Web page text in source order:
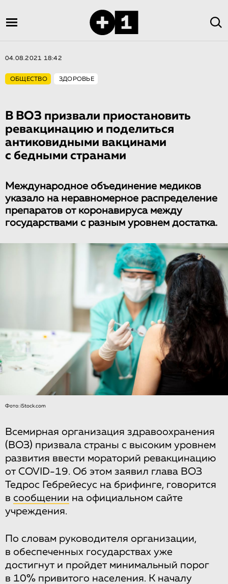
04.08.2021 18:42
ОБЩЕСТВО ЗДОРОВЬЕ
В ВОЗ призвали приостановить
ревакцинацию и поделиться
антиковидными вакцинами
с бедными странами
Международное объединение медиков
указало на неравномерное распределение
препаратов от коронавируса между
государствами с разным уровнем достатка.
Фото: iStock.com
Всемирная организация здравоохранения
(ВОЗ) призвала страны с высоким уровнем
развития ввести мораторий ревакцинацию
от COVID-19. Об этом заявил глава ВОЗ
Тедрос Гебрейесус на брифинге, говорится
в сообщении на официальном сайте
учреждения.
По словам руководителя организации,
в обеспеченных государствах уже
достигнут и пройдет минимальный порог
в 10% привитого населения. К началу